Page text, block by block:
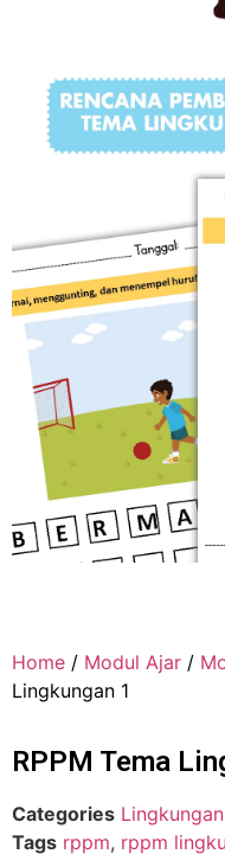
Home / Modul Ajar /
Lingkungan 1
RPPM Tema
Categories Lingkungan
Tags rppm, rppm